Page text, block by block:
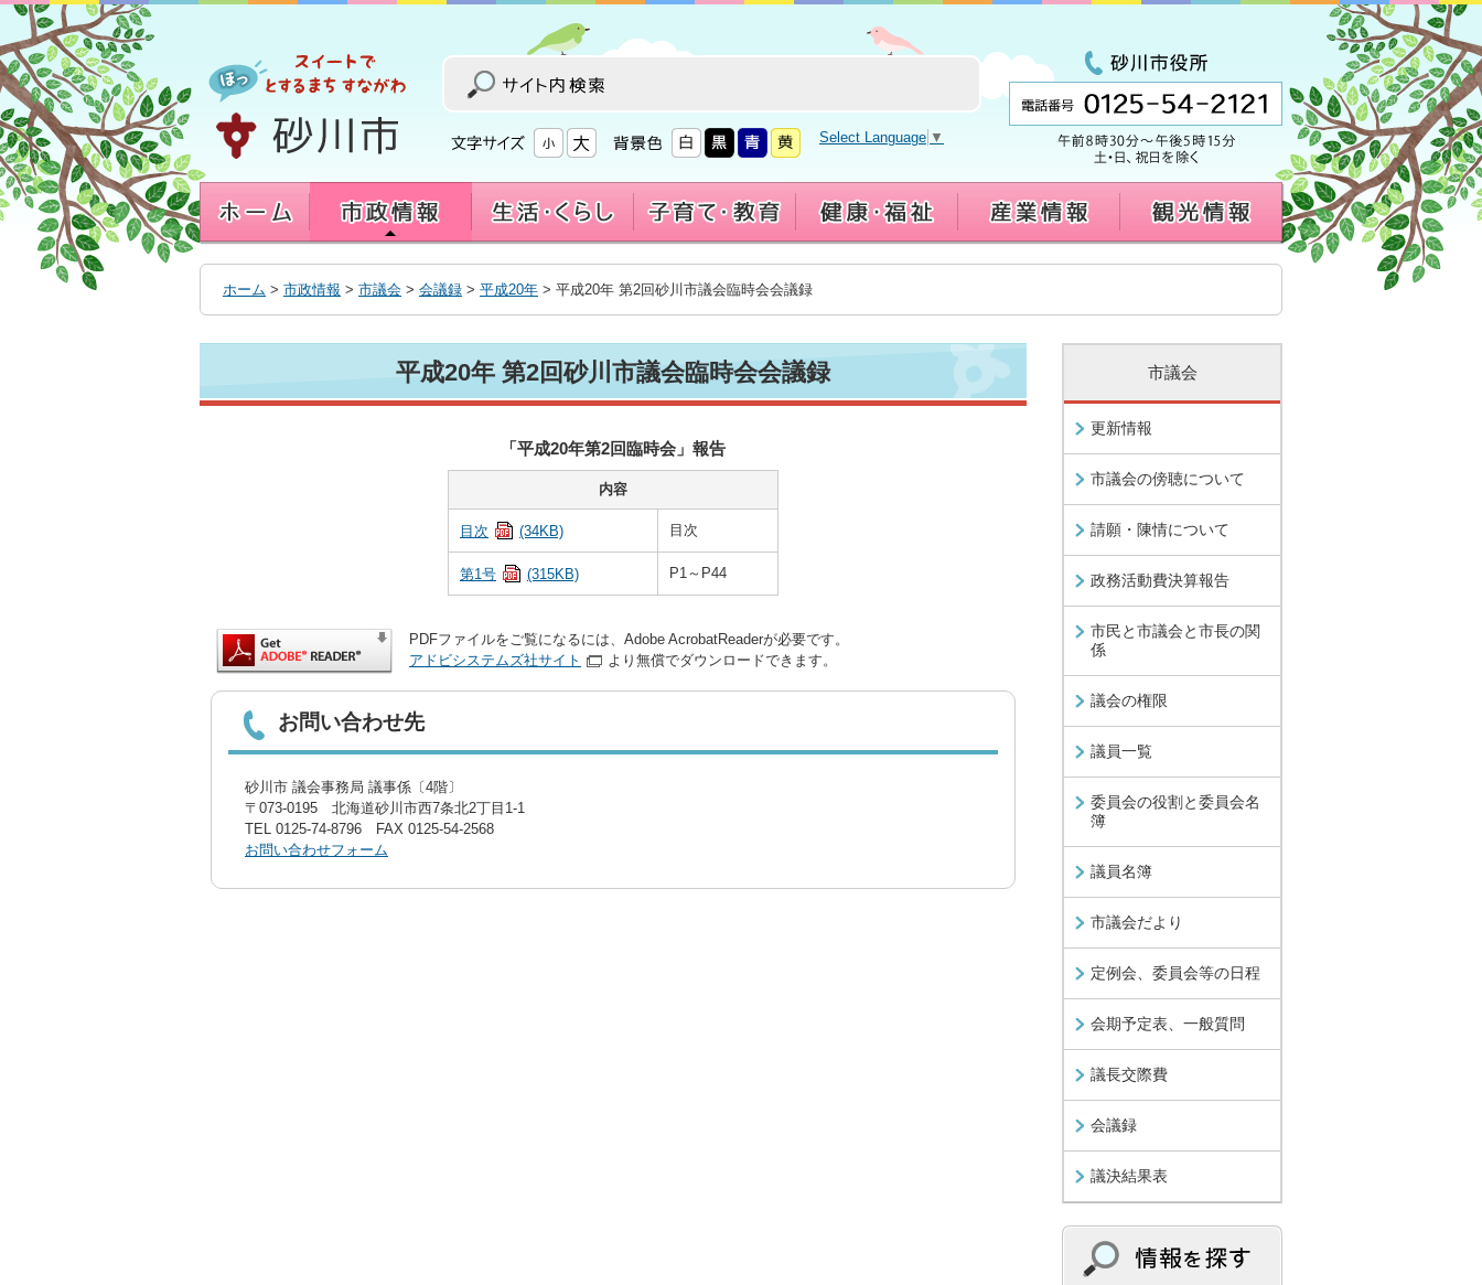
へ
移
動
す
る
Select Language ▼
ホーム > 市政情報 > 市議会 > 会議録 > 平成20年 > 平成20年 第2回砂川市議会臨時会会議録
平成20年 第2回砂川市議会臨時会会議録
「平成20年第2回臨時会」報告
内容
目次 (34KB) 目次
第1号 (315KB) P1～P44
PDFファイルをご覧になるには、Adobe AcrobatReaderが必要です。
アドビシステムズ社サイト
より無償でダウンロードできます。
お問い合わせ先
砂川市 議会事務局 議事係〔4階〕
〒073-0195 北海道砂川市西7条北2丁目1-1
TEL 0125-74-8796 FAX 0125-54-2568
お問い合わせフォーム
市議会
更新情報
市議会の傍聴について
請願・陳情について
政務活動費決算報告
市民と市議会と市長の関
係
議会の権限
議員一覧
委員会の役割と委員会名
簿
議員名簿
市議会だより
定例会、委員会等の日程
会期予定表、一般質問
議長交際費
会議録
議決結果表